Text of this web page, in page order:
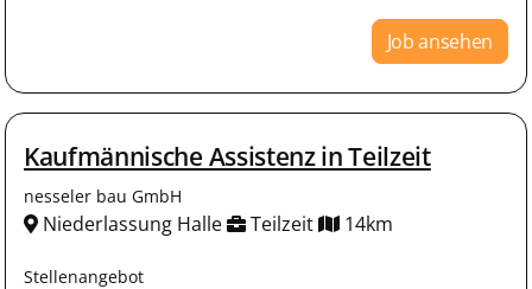
Job ansehen
Kaufmännische Assistenz in Teilzeit
nesseler bau GmbH
Niederlassung Halle Teilzeit 14km
Stellenangebot